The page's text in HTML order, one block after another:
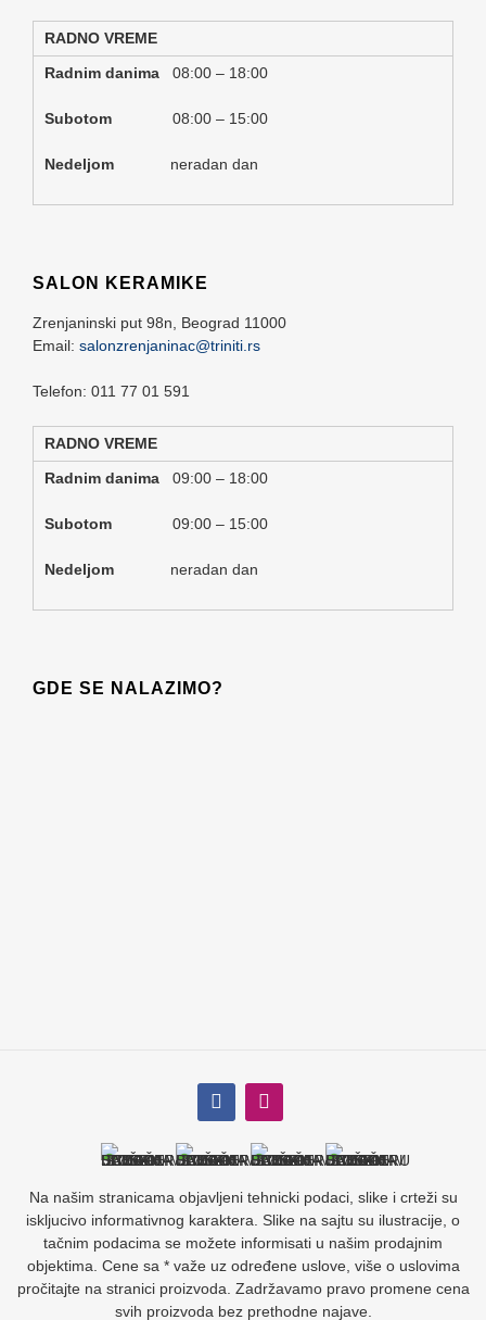
RADNO VREME
Radnim danima 08:00 – 18:00
Subotom 08:00 – 15:00
Nedeljom neradan dan
SALON KERAMIKE
Zrenjaninski put 98n, Beograd 11000
Email: salonzrenjaninac@triniti.rs
Telefon: 011 77 01 591
RADNO VREME
Radnim danima 09:00 – 18:00
Subotom 09:00 – 15:00
Nedeljom neradan dan
GDE SE NALAZIMO?
Na našim stranicama objavljeni tehnicki podaci, slike i crteži su
iskljucivo informativnog karaktera. Slike na sajtu su ilustracije, o
tačnim podacima se možete informisati u našim prodajnim
objektima. Cene sa * važe uz određene uslove, više o uslovima
pročitajte na stranici proizvoda. Zadržavamo pravo promene cena
svih proizvoda bez prethodne najave.